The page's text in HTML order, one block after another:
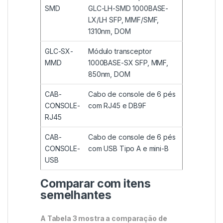
SMD
GLC-LH-SMD 1000BASE-
LX/LH SFP, MMF/SMF,
1310nm, DOM
GLC-SX-
MMD
Módulo transceptor
1000BASE-SX SFP, MMF,
850nm, DOM
CAB-
CONSOLE-
RJ45
Cabo de console de 6 pés
com RJ45 e DB9F
CAB-
CONSOLE-
USB
Cabo de console de 6 pés
com USB Tipo A e mini-B
Comparar com itens
semelhantes
A Tabela 3 mostra a comparação de